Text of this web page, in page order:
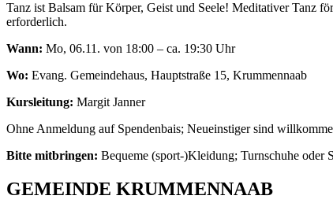
Tanz ist Balsam für Körper, Geist und Seele! Meditativer Tanz
erforderlich.
Wann: Mo, 06.11. von 18:00 – ca. 19:30 Uhr
Wo: Evang. Gemeindehaus, Hauptstraße 15, Krummennaab
Kursleitung: Margit Janner
Ohne Anmeldung auf Spendenbais; Neueinstiger sind
Bitte mitbringen: Bequeme (sport-)Kleidung; Turnschuhe oder
GEMEINDE KRUMMENNAAB